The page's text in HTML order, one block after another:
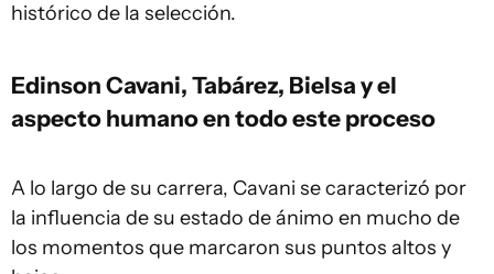
histórico de la selección.
Edinson Cavani, Tabárez, Bielsa y el
aspecto humano en todo este proceso
A lo largo de su carrera, Cavani se caracterizó por
la influencia de su estado de ánimo en mucho de
los momentos que marcaron sus puntos altos y